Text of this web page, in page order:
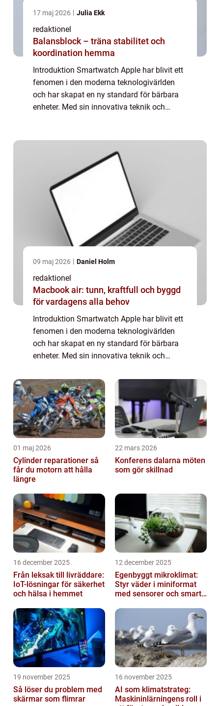
17 maj 2026 Julia Ekk
redaktionel
Balansblock – träna stabilitet och
koordination hemma
Introduktion Smartwatch Apple har blivit ett
fenomen i den moderna teknologivärlden
och har skapat en ny standard för bärbara
enheter. Med sin innovativa teknik och
09 maj 2026 Daniel Holm
redaktionel
Macbook air: tunn, kraftfull och byggd
för vardagens alla behov
Introduktion Smartwatch Apple har blivit ett
fenomen i den moderna teknologivärlden
och har skapat en ny standard för bärbara
enheter. Med sin innovativa teknik och
utbud av smartklockor som inte bara
erbjuder...
01 maj 2026
Cylinder reparationer så
får du motorn att hålla
längre
22 mars 2026
Konferens dalarna möten
som gör skillnad
16 december 2025
Från leksak till livräddare:
IoT-lösningar för säkerhet
och hälsa i hemmet
12 december 2025
Egenbyggt mikroklimat:
Styr väder i miniformat
med sensorer och smarta
19 november 2025
Så löser du problem med
skärmar som flimrar
16 november 2025
AI som klimatstrateg:
Maskininlärningens roll i